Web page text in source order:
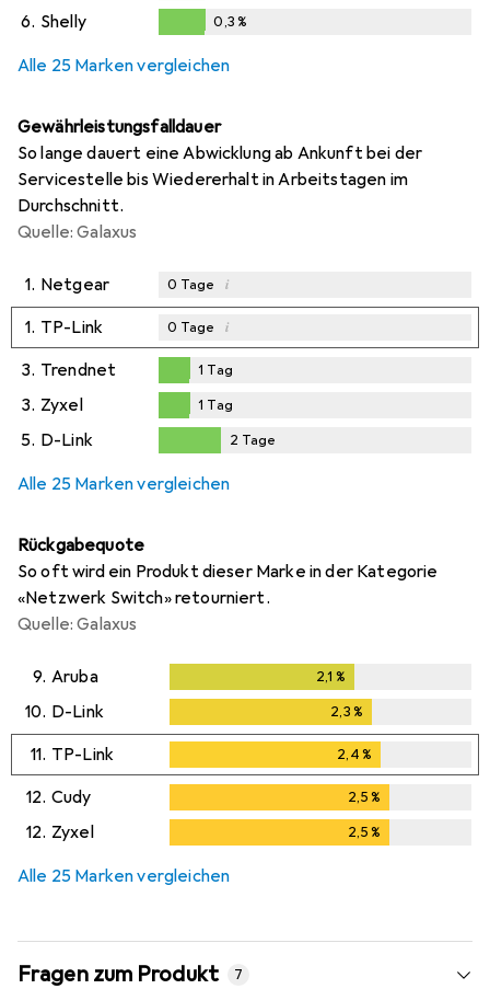
0,3%
6. Shelly 0,3%
Alle 25 Marken vergleichen
Gewährleistungsfalldauer
So lange dauert eine Abwicklung ab Ankunft bei der
Servicestelle bis Wiedererhalt in Arbeitstagen im
Durchschnitt.
Quelle: Galaxus
1. Netgear 0 Tage i
1. TP-Link 0 Tage i
3. Trendnet
Tag
1 Tag
3. Zyxel
Tag
1 Tag
5. D-Link 2 Tage
Alle 25 Marken vergleichen
Rückgabequote
So oft wird ein Produkt dieser Marke in der Kategorie
«Netzwerk Switch» retourniert.
Quelle: Galaxus
9. Aruba 2,1 %
10. D-Link 2,3%
11. TP-Link 2,4%
12. Cudy 2,5%
12. Zyxel 2,5%
Alle 25 Marken vergleichen
Fragen zum Produkt 7